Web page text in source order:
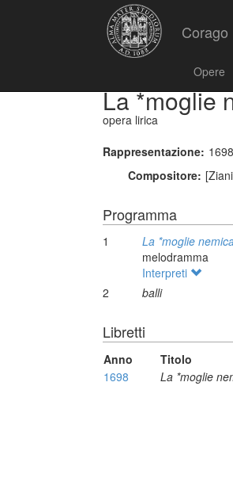
Corago
Opere
La *moglie
opera lirica
Rappresentazione:
Compositore:
Programma
1
La *moglie
melodramma
Interpreti
2
balli
Libretti
Anno Titolo
1698
La *moglie